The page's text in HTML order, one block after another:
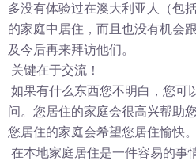
多没有体验过在澳大利亚人（包
的家庭中居住，而且也没有机会
及今后再来拜访他们。
关键在于交流！
如果有什么东西您不明白，您可
问。您居住的家庭会很高兴帮助
您居住的家庭会希望您居住愉快。
在本地家庭居住是一件容易的事